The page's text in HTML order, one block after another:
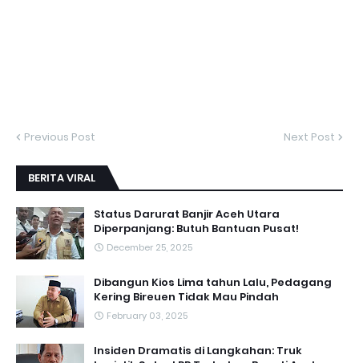
Previous Post Next Post
BERITA VIRAL
Status Darurat Banjir Aceh Utara
Diperpanjang: Butuh Bantuan Pusat!
December 25, 2025
Dibangun Kios Lima tahun Lalu, Pedagang
Kering Bireuen Tidak Mau Pindah
February 03, 2025
Insiden Dramatis di Langkahan: Truk